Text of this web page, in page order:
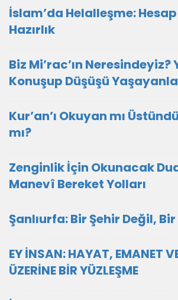
İslam’da Helalleşme:
Hazırlık
Biz Mi’rac’ın Neresindeyiz?
Konuşup Düşüşü
Kur’an’ı Okuyan mı
mı?
Zenginlik İçin Okunacak
Manevî Bereket Yolları
Şanlıurfa: Bir Şehir Değil, Bir
EY İNSAN: HAYAT, EMANET
ÜZERİNE BİR YÜZLEŞME